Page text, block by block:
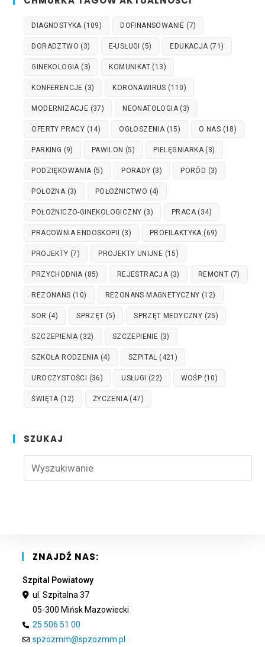
DIAGNOSTYKA(109) DOFINANSOWANIE (7)
DORADZTWO (3) E-USŁUGI (5) EDUKACJA(71)
GINEKOLOGIA(3) KOMUNIKAT (13)
KONFERENCJE (3) KORONAWIRUS (110)
MODERNIZACJE (37) NEONATOLOGIA(3)
OFERTY PRACY (14) OGŁOSZENIA(15) O NAS (18)
PARKING (9) PAWILON (5) PIELĘGNIARKA(3)
PODZIĘKOWANIA(5) PORADY (3) PORÓD (3)
POŁOŻNA(3) POŁOŻNICTWO (4)
POŁOŻNICZO-GINEKOLOGICZNY (3) PRACA(34)
PRACOWNIA ENDOSKOPII (3) PROFILAKTYKA(69)
PROJEKTY (7) PROJEKTY UNIJNE (15)
PRZYCHODNIA(85) REJESTRACJA(3) REMONT (7)
REZONANS (10) REZONANS MAGNETYCZNY (12)
SOR (4) SPRZĘT (5) SPRZĘT MEDYCZNY (25)
SZCZEPIENIA(32) SZCZEPIENIE (3)
SZKOŁA RODZENIA(4) SZPITAL (421)
UROCZYSTOŚCI (36) USŁUGI (22) WOŚP (10)
ŚWIĘTA(12) ŻYCZENIA(47)
SZUKAJ
ZNAJDŹ NAS:
Szpital Powiatowy
ul. Szpitalna 37
05-300 Mińsk Mazowiecki
25 506 51 00
spzozmm@spzozmm.pl